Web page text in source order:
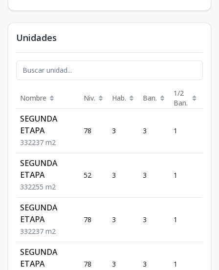
Unidades
Nombre Niv. Hab. Ban.
1/2
Ban.
SEGUNDA
ETAPA
332237 m2
78 3 3 1
SEGUNDA
ETAPA
332255 m2
52 3 3 1
SEGUNDA
ETAPA
332237 m2
78 3 3 1
SEGUNDA
ETAPA
78 3 3 1